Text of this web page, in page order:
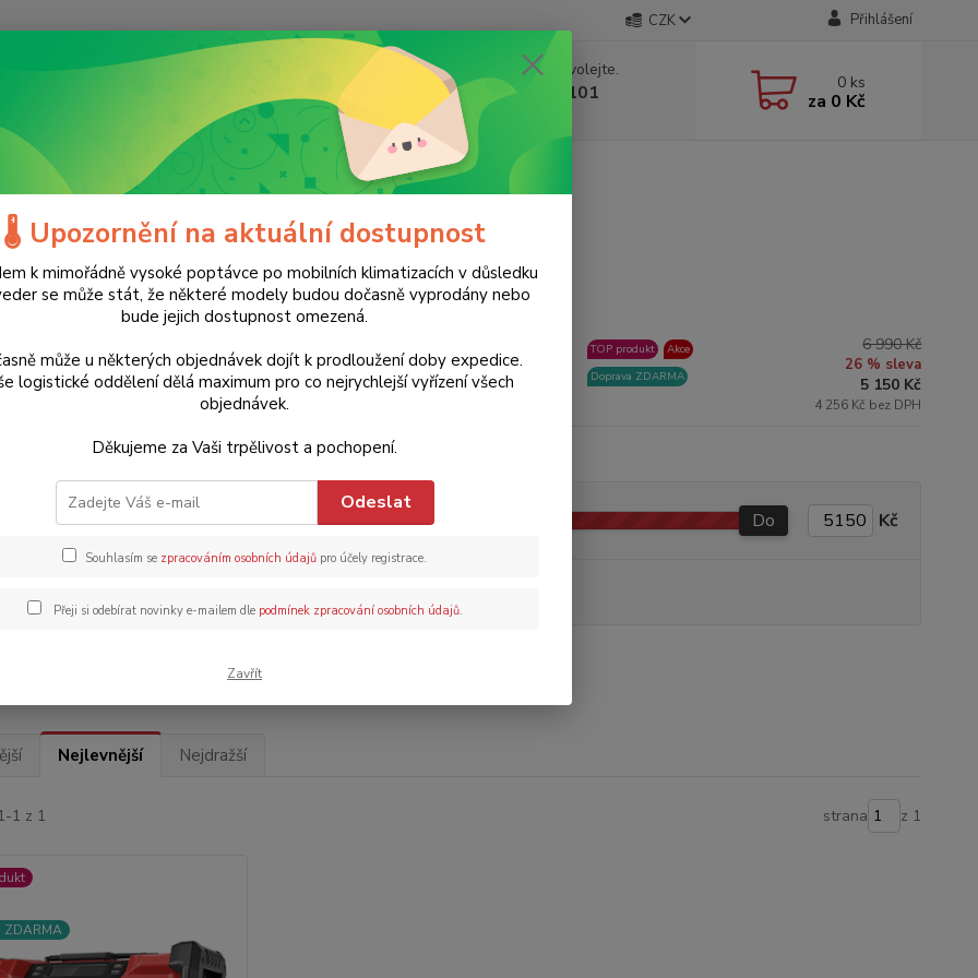
CZK Přihlášení
Nevíte si rady? Zavolejte.
+420 775 986 101
(Po-Ne, 8-20 hod.)
0 ks
za 0 Kč
Akumulátorové nářadí Aku rádia
Digitální stavební rádio RD 10.8/18.0/230 Flex
Poslední kusy
skladem
TOP produkt
Akce
Doprava ZDARMA
6 990 Kč
26 % sleva
5 150 Kč
4 256 Kč bez DPH
Kč Od Do Kč
Nejlevnější Nejdražší
1 z 1 strana z 1
ZDARMA
🌡️ Upozornění na aktuální dostupnost
k mimořádně vysoké poptávce po mobilních klimatizacích v důsledku
se může stát, že některé modely budou dočasně vyprodány nebo
bude jejich dostupnost omezená.
může u některých objednávek dojít k prodloužení doby expedice.
logistické oddělení dělá maximum pro co nejrychlejší vyřízení všech
objednávek.
Děkujeme za Vaši trpělivost a pochopení.
Odeslat
Souhlasím se zpracováním osobních údajů pro účely registrace.
Přeji si odebírat novinky e-mailem dle podmínek zpracování osobních údajů.
Zavřít